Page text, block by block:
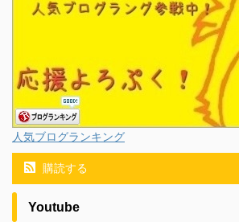
人気ブログランキング
購読する
Youtube